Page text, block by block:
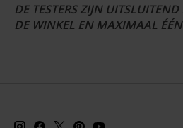
DE TESTERS ZIJN
DE WINKEL EN MAXIMAAL ÉÉN